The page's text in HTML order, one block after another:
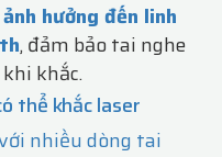
hưởng đến linh
, đảm bảo tai nghe
khắc.
thể khắc laser
nhiều dòng tai